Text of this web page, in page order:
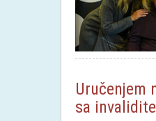
Uručenjem
sa